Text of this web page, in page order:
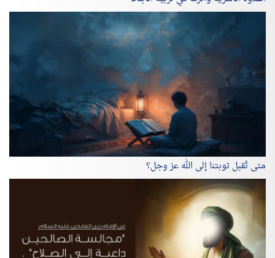
متى تُقبل توبتنا إلى الله عز وجل؟